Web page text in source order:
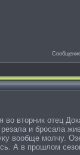
во вторник отец
и бросала
вообще молчу.
А в прошлом